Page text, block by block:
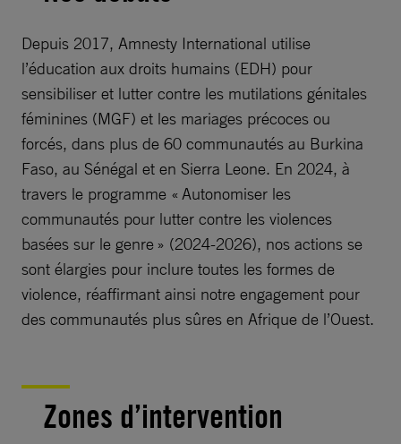
Depuis 2017, Amnesty International utilise
l’éducation aux droits humains (EDH) pour
sensibiliser et lutter contre les mutilations génitales
féminines (MGF) et les mariages précoces ou
forcés, dans plus de 60 communautés au Burkina
Faso, au Sénégal et en Sierra Leone. En 2024, à
travers le programme « Autonomiser les
communautés pour lutter contre les violences
basées sur le genre » (2024-2026), nos actions se
sont élargies pour inclure toutes les formes de
violence, réaffirmant ainsi notre engagement pour
des communautés plus sûres en Afrique de l’Ouest.
Zones d’intervention